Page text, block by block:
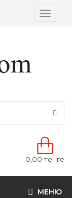
Вкл/
0,00 тенге
МЕНЮ